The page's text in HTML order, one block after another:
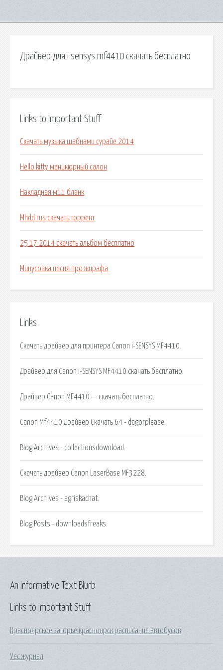
Драйвер для i sensys mf4410 скачать бесплатно
Links to Important Stuff
Скачать музыка шабнами сурайе 2014
Hello kitty маникюрный салон
Накладная м11 бланк
Mhdd rus скачать торрент
25 17 2014 скачать альбом бесплатно
Минусовка песня про жирафа
Links
Скачать драйвер для принтера Canon i-SENSYS MF4410.
Драйвер для Canon i-SENSYS MF4410 скачать бесплатно.
Драйвер Canon MF4410 — скачать бесплатно.
Canon Mf4410 Драйвер Скачать 64 - dagorplease.
Blog Archives - collectionsdownload.
Скачать драйвер Canon LaserBase MF3228.
Blog Archives - agriskachat.
Blog Posts - downloadsfreaks.
Links to Important Stuff
Красноярское загорье красноярск расписание автобусов
Уес журнал
An Informative Text Blurb